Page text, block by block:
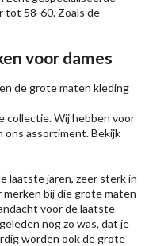
tot 58-60. Zoals de
voor dames
de grote maten kleding
collectie. Wij hebben voor
ons assortiment. Bekijk
laatste jaren, zeer sterk in
bij die grote maten
voor de laatste
nog zo was, dat je
worden ook de grote